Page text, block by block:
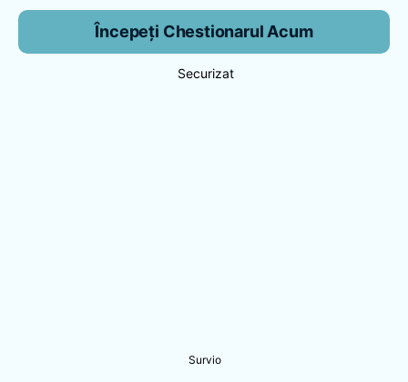
Începeți Chestionarul Acum
Securizat
Survio